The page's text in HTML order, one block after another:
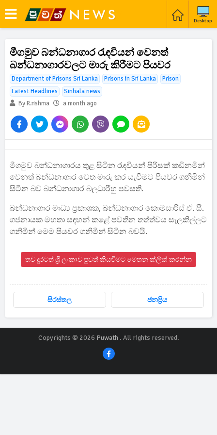
Desktop
මීගමුව බන්ධනාගාර රැඳවියන් වෙනත්
බන්ධනාගාරවලට මාරු කිරීමට පියවර
Department of Prisons Sri Lanka Prisons in Sri Lanka
Prison
Latest Headlines
Sinhala news
By R.rishma
a month ago
මීගමුව බන්ධනාගාරය තුළ සිටින රැඳවියන් පිරිසක් කඩිනමින්
වෙනත් බන්ධනාගාර වෙත මාරු කර යැවීමට පියවර ගනිමින්
සිටින බව බන්ධනාගාර බලධාරීහු පවසති.
බන්ධනාගාර මාධ්‍ය ප්‍රකාශක, බන්ධනාගාර කොමසාරිස් ඒ. සී.
ගජනායක මහතා සඳහන් කළේ පවතින තත්ත්වය සැලකිල්ලට
ගනිමින් මෙම පියවර ගනිමින් සිටින බවයි.
තව දුරටත් ශ්‍රී ලංකාව පුවත් කියවීමට මෙතන ක්ලික් කරන්න
සිරස්තල ජනප්‍රිය
Copyrights © 2026 Puwath. All rights reserved.